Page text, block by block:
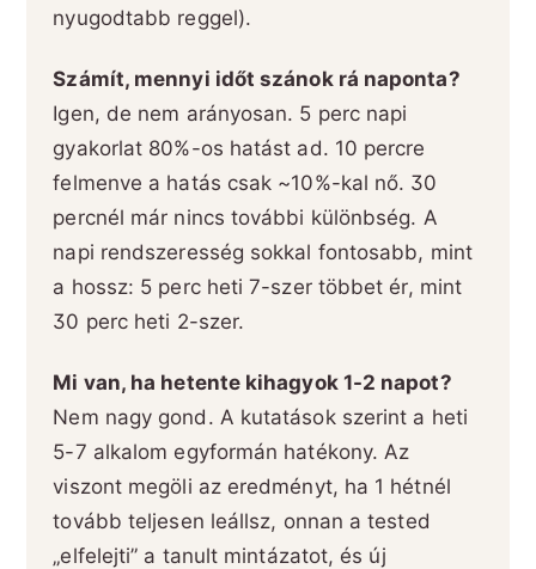
nyugodtabb reggel).
Számít, mennyi időt szánok rá naponta?
Igen, de nem arányosan. 5 perc napi
gyakorlat 80%-os hatást ad. 10 percre
felmenve a hatás csak ~10%-kal nő. 30
percnél már nincs további különbség. A
napi rendszeresség sokkal fontosabb, mint
a hossz: 5 perc heti 7-szer többet ér, mint
30 perc heti 2-szer.
Mi van, ha hetente kihagyok 1-2 napot?
Nem nagy gond. A kutatások szerint a heti
5-7 alkalom egyformán hatékony. Az
viszont megöli az eredményt, ha 1 hétnél
tovább teljesen leállsz, onnan a tested
„elfelejti” a tanult mintázatot, és új